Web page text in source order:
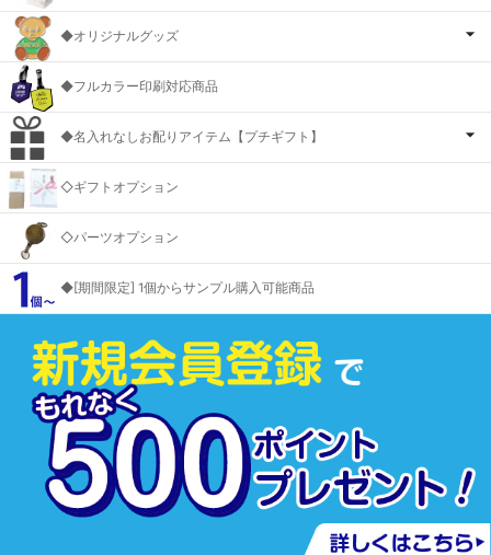
◆オリジナルグッズ
◆フルカラー印刷対応商品
◆名入れなしお配りアイテム【プチギフト】
◇ギフトオプション
◇パーツオプション
◆[期間限定] 1個からサンプル購入可能商品